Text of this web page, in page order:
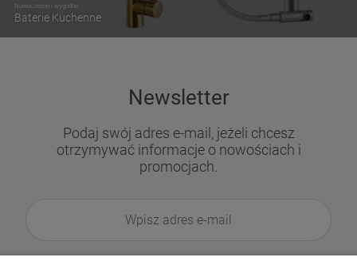
Nowoczesne i wygodne
Baterie Kuchenne
Newsletter
Podaj swój adres e-mail, jeżeli chcesz
otrzymywać informacje o nowościach i
promocjach.